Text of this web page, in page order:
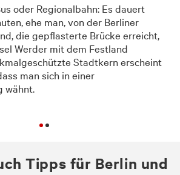
oder Regionalbahn: Es dauert
ehe man, von der Berliner
die gepflasterte Brücke erreicht,
Werder mit dem Festland
Stadtkern erscheint
man sich in einer
wähnt.
Tipps für Berlin und